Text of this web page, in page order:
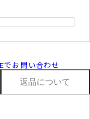
でお問い合わせ
返品について